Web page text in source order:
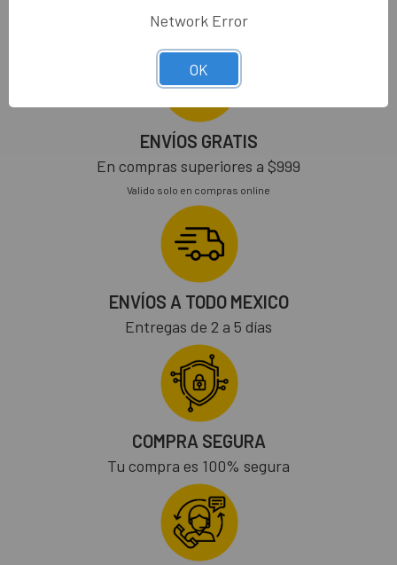
ENVÍOS GRATIS
En compras superiores a $999
Valido solo en compras online
ENVÍOS A TODO MEXICO
Entregas de 2 a 5 días
COMPRA SEGURA
Tu compra es 100% segura
Network Error
OK